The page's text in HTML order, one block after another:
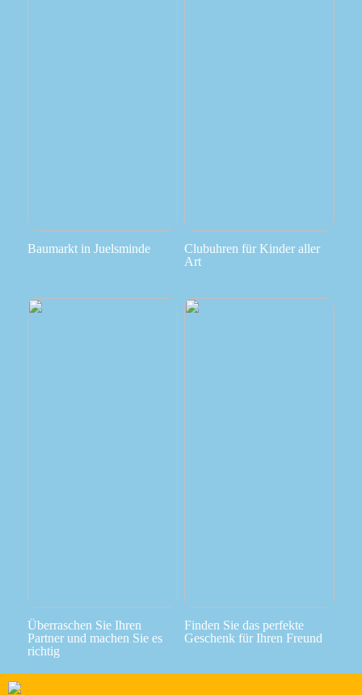
Baumarkt in Juelsminde
Clubuhren für Kinder aller
Art
Überraschen Sie Ihren
Partner und machen Sie es
richtig
Finden Sie das perfekte
Geschenk für Ihren Freund